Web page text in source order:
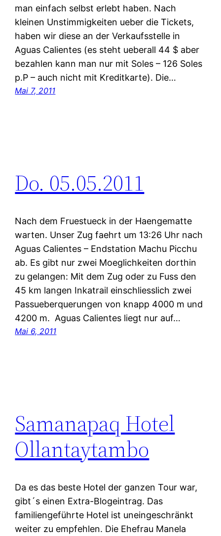
man einfach selbst erlebt haben. Nach
kleinen Unstimmigkeiten ueber die Tickets,
haben wir diese an der Verkaufsstelle in
Aguas Calientes (es steht ueberall 44 $ aber
bezahlen kann man nur mit Soles – 126 Soles
p.P – auch nicht mit Kreditkarte). Die…
Mai 7, 2011
Do. 05.05.2011
Nach dem Fruestueck in der Haengematte
warten. Unser Zug faehrt um 13:26 Uhr nach
Aguas Calientes – Endstation Machu Picchu
ab. Es gibt nur zwei Moeglichkeiten dorthin
zu gelangen: Mit dem Zug oder zu Fuss den
45 km langen Inkatrail einschliesslich zwei
Passueberquerungen von knapp 4000 m und
4200 m. Aguas Calientes liegt nur auf…
Mai 6, 2011
Samanapaq Hotel
Ollantaytambo
Da es das beste Hotel der ganzen Tour war,
gibt´s einen Extra-Blogeintrag. Das
familiengeführte Hotel ist uneingeschränkt
weiter zu empfehlen. Die Ehefrau Manela